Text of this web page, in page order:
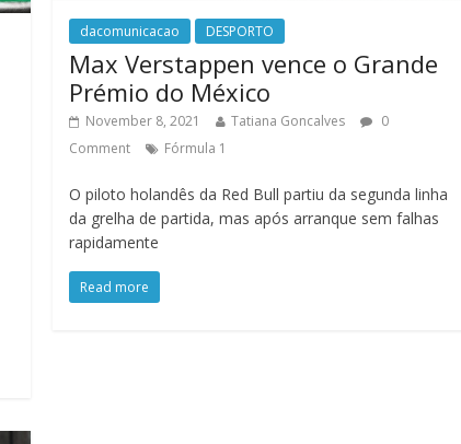
dacomunicacao DESPORTO
Max Verstappen vence o Grande
Prémio do México
November 8, 2021 Tatiana Goncalves
0
Comment
Fórmula 1
O piloto holandês da Red Bull partiu da segunda linha
da grelha de partida, mas após arranque sem falhas
rapidamente
Read more